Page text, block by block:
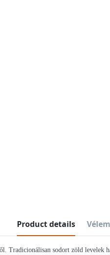
Product details
sodort zöld levelek